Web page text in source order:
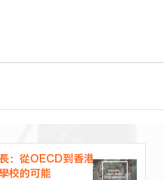
：從OECD到香港
校的可能